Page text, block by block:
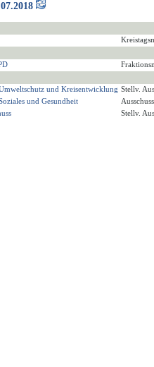
und Kreisentwicklung Stellv.
und Gesundheit
Stellv.